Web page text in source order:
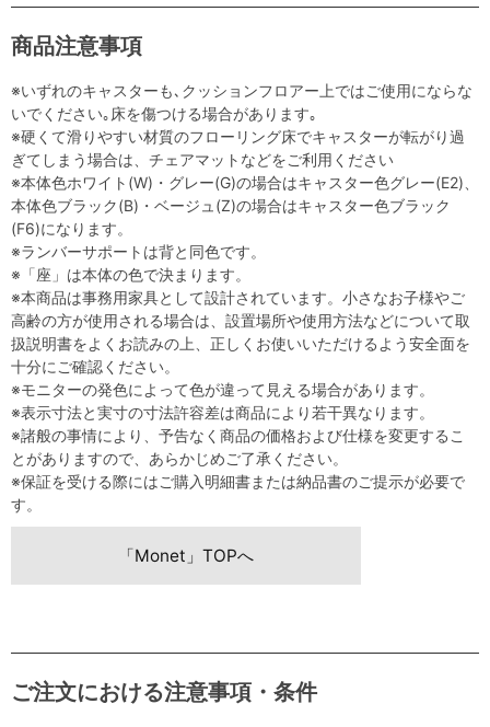
商品注意事項
※いずれのキャスターも､クッションフロアー上ではご使用にならな
いでください｡床を傷つける場合があります｡
※硬くて滑りやすい材質のフローリング床でキャスターが転がり過
ぎてしまう場合は、チェアマットなどをご利用ください
※本体色ホワイト(W)・グレー(G)の場合はキャスター色グレー(E2)、
本体色ブラック(B)・ベージュ(Z)の場合はキャスター色ブラック
(F6)になります。
※ランバーサポートは背と同色です。
※「座」は本体の色で決まります。
※本商品は事務用家具として設計されています。小さなお子様やご
高齢の方が使用される場合は、設置場所や使用方法などについて取
扱説明書をよくお読みの上、正しくお使いいただけるよう安全面を
十分にご確認ください。
※モニターの発色によって色が違って見える場合があります。
※表示寸法と実寸の寸法許容差は商品により若干異なります。
※諸般の事情により、予告なく商品の価格および仕様を変更するこ
とがありますので、あらかじめご了承ください。
※保証を受ける際にはご購入明細書または納品書のご提示が必要で
す。
「Monet」TOPへ
ご注文における注意事項・条件